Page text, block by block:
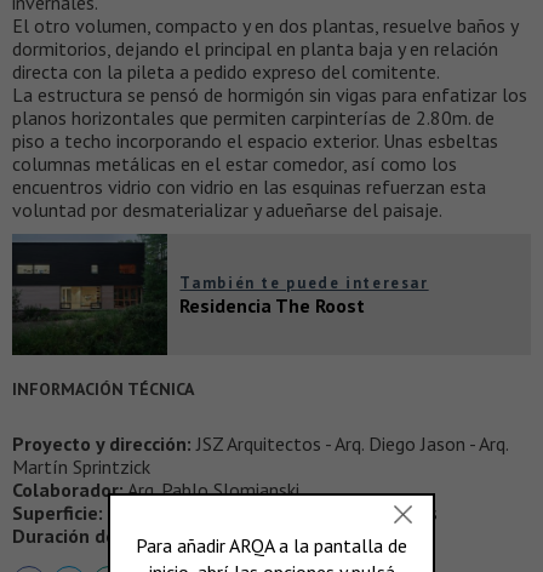
El otro volumen, compacto y en dos plantas, resuelve baños y
dormitorios, dejando el principal en planta baja y en relación
directa con la pileta a pedido expreso del comitente.
La estructura se pensó de hormigón sin vigas para enfatizar los
planos horizontales que permiten carpinterías de 2.80m. de
piso a techo incorporando el espacio exterior. Unas esbeltas
columnas metálicas en el estar comedor, así como los
encuentros vidrio con vidrio en las esquinas refuerzan esta
voluntad por desmaterializar y adueñarse del paisaje.
También te puede interesar
Residencia The Roost
INFORMACIÓN TÉCNICA
Proyecto y dirección:JSZ Arquitectos - Arq. Diego Jason - Arq.
Martín Sprintzick
Colaborador:Arq. Pablo Slomianski
Superficie: 210 m2 cubiertos - 70 m2 semicubiertos
Duración de la obra: mayo 2007 - marzo 2008